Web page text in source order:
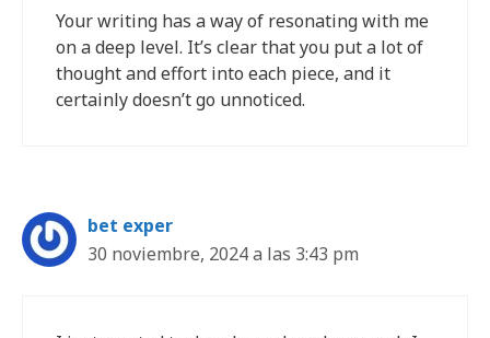
Your writing has a way of resonating with me
on a deep level. It’s clear that you put a lot of
thought and effort into each piece, and it
certainly doesn’t go unnoticed.
bet exper
30 noviembre, 2024 a las 3:43 pm